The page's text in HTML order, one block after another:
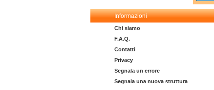
Informazioni
Chi siamo
F.A.Q.
Contatti
Privacy
Segnala un errore
Segnala una nuova struttura